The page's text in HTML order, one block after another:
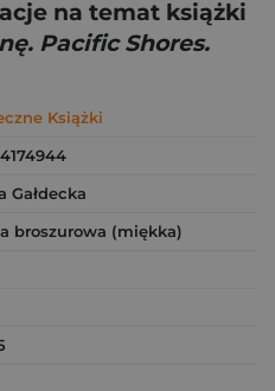
na temat książki
Pacific Shores.
Książki
Gałdecka
broszurowa (miękka)